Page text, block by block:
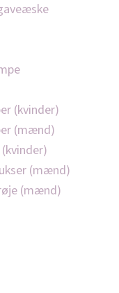
(kvinder)
(mænd)
(mænd)
(mænd)